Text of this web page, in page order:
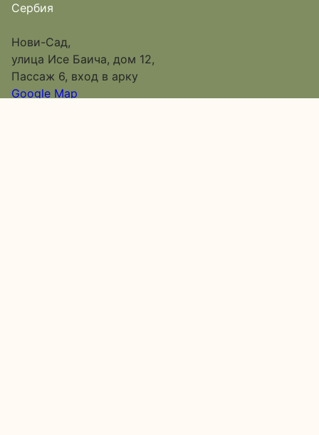
Сербия
Нови-Сад,
улица Исе Баича, дом 12,
Пассаж 6, вход в арку
Google Map